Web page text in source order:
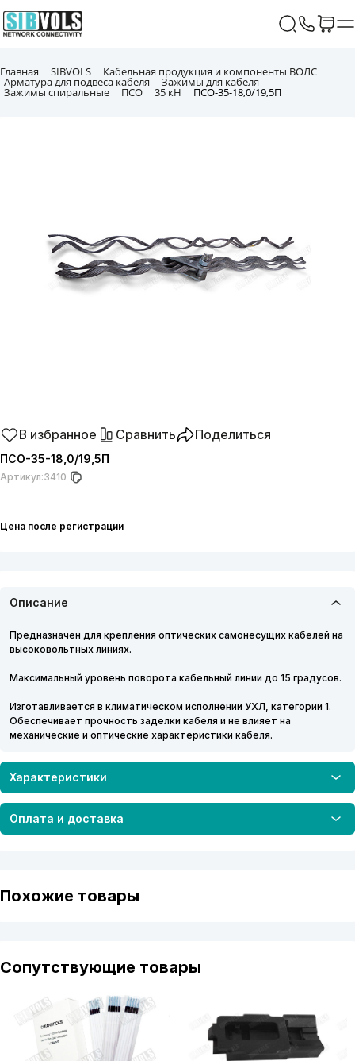
Главная SIBVOLS Кабельная продукция и компоненты ВОЛС
Арматура для подвеса кабеля Зажимы для кабеля
Зажимы спиральные ПСО 35 кН ПСО-35-18,0/19,5П
В избранное Сравнить Поделиться
ПСО-35-18,0/19,5П
Артикул:3410
Цена после регистрации
Описание
Предназначен для крепления оптических самонесущих кабелей на
высоковольтных линиях.
Максимальный уровень поворота кабельный линии до 15 градусов.
Изготавливается в климатическом исполнении УХЛ, категории 1.
Обеспечивает прочность заделки кабеля и не влияет на
механические и оптические характеристики кабеля.
Характеристики
Оплата и доставка
Похожие товары
Сопутствующие товары